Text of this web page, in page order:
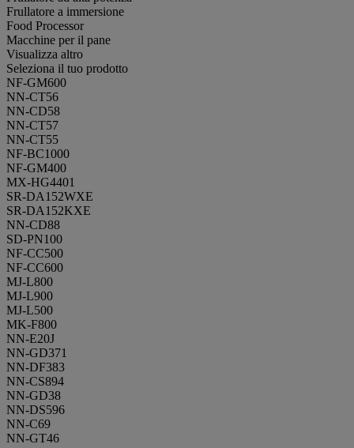
Frullatore a immersione
Food Processor
Macchine per il pane
Visualizza altro
Seleziona il tuo prodotto
NF-GM600
NN-CT56
NN-CD58
NN-CT57
NN-CT55
NF-BC1000
NF-GM400
MX-HG4401
SR-DA152WXE
SR-DA152KXE
NN-CD88
SD-PN100
NF-CC500
NF-CC600
MJ-L800
MJ-L900
MJ-L500
MK-F800
NN-E20J
NN-GD371
NN-DF383
NN-CS894
NN-GD38
NN-DS596
NN-C69
NN-GT46